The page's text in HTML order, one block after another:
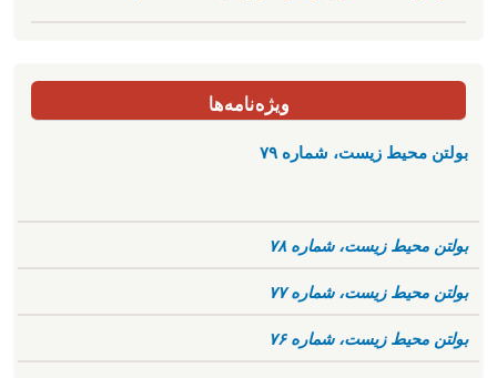
ویژه‌نامه‌ها
بولتن محیط زیست، شماره ۷۹
بولتن محیط زیست، شماره ۷۸
بولتن محیط زیست، شماره ۷۷
بولتن محیط زیست، شماره ۷۶